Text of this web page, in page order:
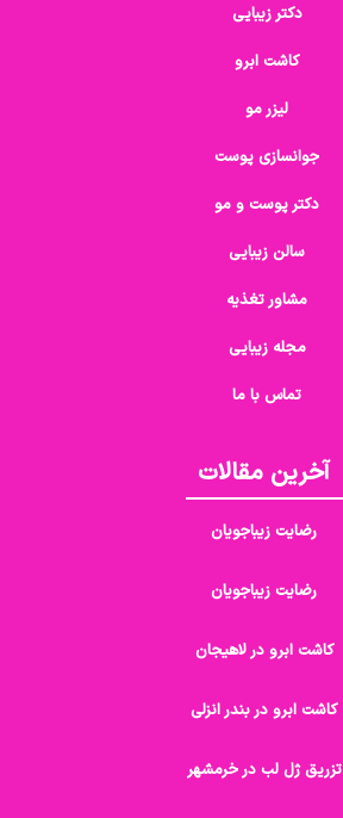
دکتر زیبایی
کاشت ابرو
لیزر مو
جوانسازی پوست
دکتر پوست و مو
سالن زیبایی
مشاور تغذیه
مجله زیبایی
تماس با ما
آخرین مقالات
رضایت زیباجویان
رضایت زیباجویان
کاشت ابرو در لاهیجان
کاشت ابرو در بندر انزلی
تزریق ژل لب در خرمشهر